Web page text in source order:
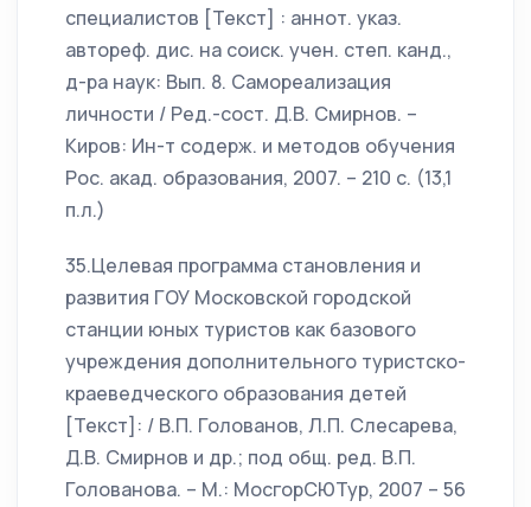
специалистов [Текст] : аннот. указ.
автореф. дис. на соиск. учен. степ. канд.,
д-ра наук: Вып. 8. Самореализация
личности / Ред.-сост. Д.В. Смирнов. –
Киров: Ин-т содерж. и методов обучения
Рос. акад. образования, 2007. – 210 с. (13,1
п.л.)
35.Целевая программа становления и
развития ГОУ Московской городской
станции юных туристов как базового
учреждения дополнительного туристско-
краеведческого образования детей
[Текст]: / В.П. Голованов, Л.П. Слесарева,
Д.В. Смирнов и др.; под общ. ред. В.П.
Голованова. – М.: МосгорСЮТур, 2007 – 56